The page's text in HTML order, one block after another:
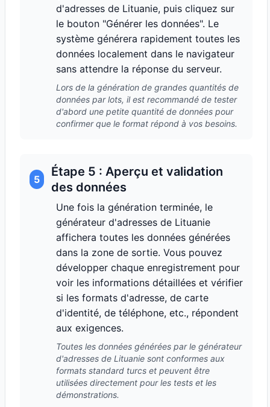
d'adresses de Lituanie, puis cliquez sur
le bouton "Générer les données". Le
système générera rapidement toutes les
données localement dans le navigateur
sans attendre la réponse du serveur.
Lors de la génération de grandes quantités de
données par lots, il est recommandé de tester
d'abord une petite quantité de données pour
confirmer que le format répond à vos besoins.
5
Étape 5 : Aperçu et validation
des données
Une fois la génération terminée, le
générateur d'adresses de Lituanie
affichera toutes les données générées
dans la zone de sortie. Vous pouvez
développer chaque enregistrement pour
voir les informations détaillées et vérifier
si les formats d'adresse, de carte
d'identité, de téléphone, etc., répondent
aux exigences.
Toutes les données générées par le générateur
d'adresses de Lituanie sont conformes aux
formats standard turcs et peuvent être
utilisées directement pour les tests et les
démonstrations.